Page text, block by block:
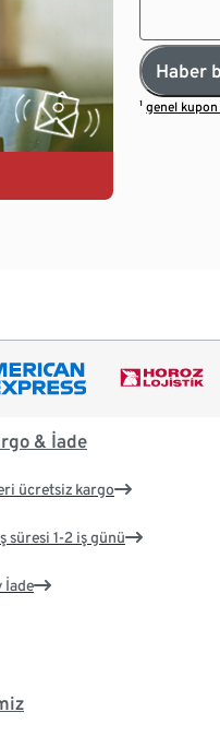
Haber
¹genel kupon
& İade
ücretsiz kargo
süresi 1-2 iş günü
İade